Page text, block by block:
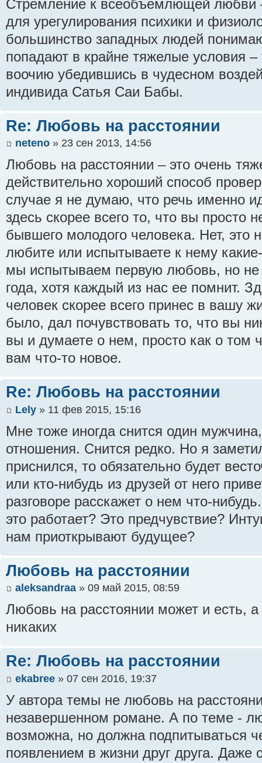
Стремление к всеобъемлющей любви
для урегулирования психики и
большинство западных людей
попадают в крайне тяжелые условия
воочию убедившись в чудесном
индивида Сатья Саи Бабы.
Re: Любовь на расстоянии
neteno » 23 сен 2013, 14:56
Любовь на расстоянии – это очень
действительно хороший способ
случае я не думаю, что речь именно
здесь скорее всего то, что вы просто
бывшего молодого человека. Нет, это
любите или испытываете к нему
мы испытываем первую любовь, но не
года, хотя каждый из нас ее помнит.
человек скорее всего принес в вашу
было, дал почувствовать то, что вы
вы и думаете о нем, просто как о том
вам что-то новое.
Re: Любовь на расстоянии
Lely » 11 фев 2015, 15:16
Мне тоже иногда снится один
отношения. Снится редко. Но я
приснился, то обязательно будет
или кто-нибудь из друзей от него
разговоре расскажет о нем что-
это работает? Это предчувствие?
нам приоткрывают будущее?
Любовь на расстоянии
aleksandraa » 09 май 2015, 08:59
Любовь на расстоянии может и есть, а
никаких
Re: Любовь на расстоянии
ekabree » 07 сен 2016, 19:37
У автора темы не любовь на
незавершенном романе. А по теме -
возможна, но должна подпитываться
появлением в жизни друг друга. Даже